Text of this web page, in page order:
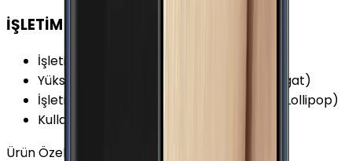
İŞLETİM SİSTEMİ
İşletim Sistemi
Yükseltilebilir Versiyon
Android 7.0 (Nougat)
İşletim Sistemi Versiyonu
Android 5.0.2 (Lollipop)
Kullanıcı Arayüzü
Ürün Özellikleri